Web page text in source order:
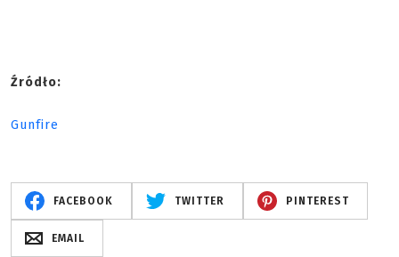
Źródło:
Gunfire
FACEBOOK TWITTER PINTEREST
EMAIL